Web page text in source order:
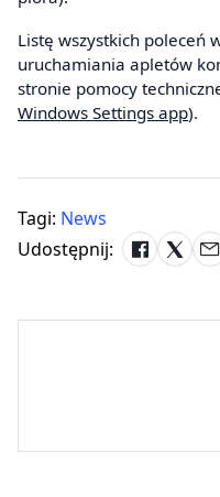
Listę wszystkich poleceń
uruchamiania apletów
stronie pomocy
Windows Settings app).
Tagi: News
Udostępnij: